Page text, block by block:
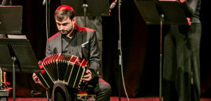
el subcampeonato en el Mundial de Tango
al exterior tras participar del Festival Mood
Además, recibió la Declaración de Interés
por el EMTURyC, y la
aporte a la cultura local.